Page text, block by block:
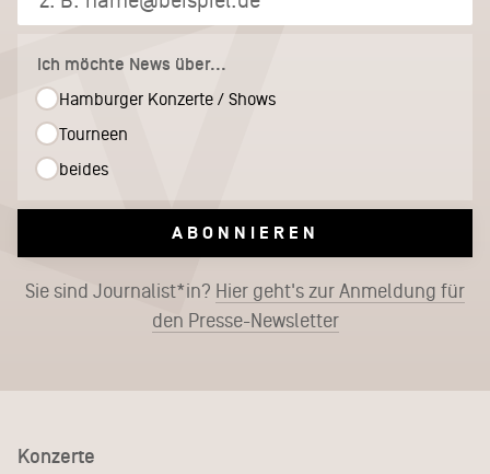
Ich möchte News über...
Hamburger Konzerte / Shows
Tourneen
beides
ABONNIEREN
Sie sind Journalist*in? Hier geht's zur Anmeldung für
den Presse-Newsletter
Konzerte